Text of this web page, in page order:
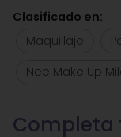
protegido
Rico en polvos
gracias al
Aplicación:
Clasificado en:
Maquillaje
Nee Make Up